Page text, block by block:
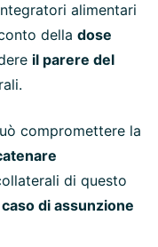
alimentari
della dose
il parere del
compromettere la
di questo
di assunzione